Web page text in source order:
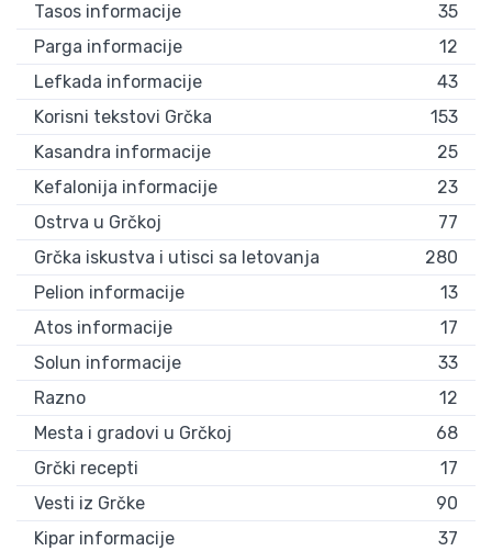
Tasos informacije
35
Parga informacije
12
Lefkada informacije
43
Korisni tekstovi Grčka
153
Kasandra informacije
25
Kefalonija informacije
23
Ostrva u Grčkoj
77
Grčka iskustva i utisci sa letovanja
280
Pelion informacije
13
Atos informacije
17
Solun informacije
33
Razno
12
Mesta i gradovi u Grčkoj
68
Grčki recepti
17
Vesti iz Grčke
90
Kipar informacije
37